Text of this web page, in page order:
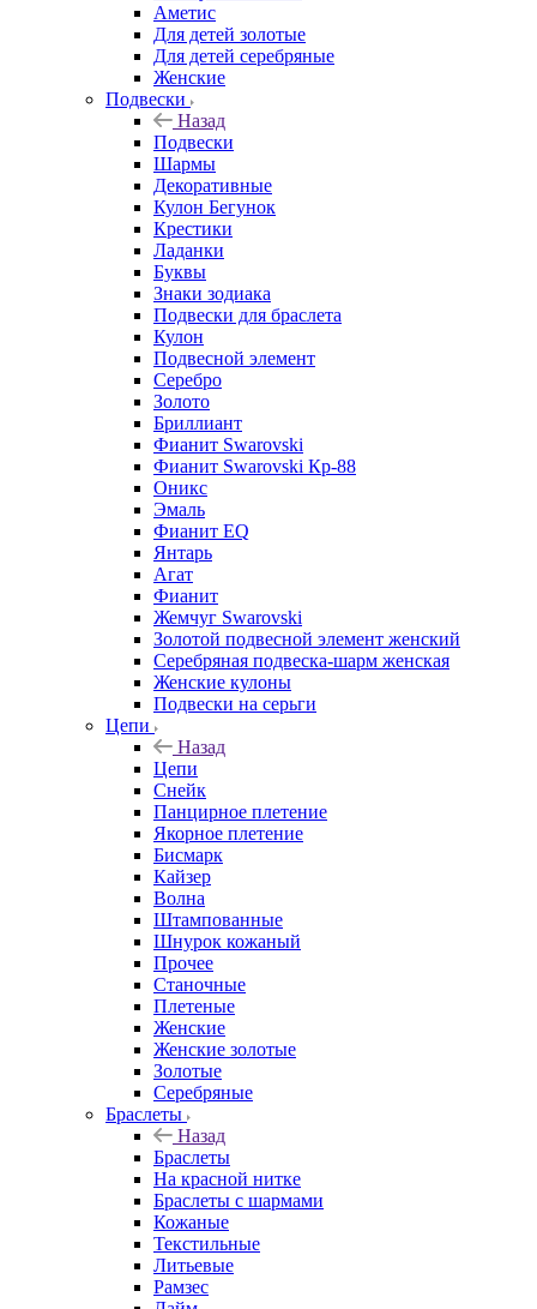
Аметис
Для детей золотые
Для детей серебряные
Женские
Подвески
Назад
Подвески
Шармы
Декоративные
Кулон Бегунок
Крестики
Ладанки
Буквы
Знаки зодиака
Подвески для браслета
Кулон
Подвесной элемент
Серебро
Золото
Бриллиант
Фианит Swarovski
Фианит Swarovski Кр-88
Оникс
Эмаль
Фианит EQ
Янтарь
Агат
Фианит
Жемчуг Swarovski
Золотой подвесной элемент женcкий
Серебряная подвеска-шарм женская
Женские кулоны
Подвески на серьги
Цепи
Назад
Цепи
Снейк
Панцирное плетение
Якорное плетение
Бисмарк
Кайзер
Волна
Штампованные
Шнурок кожаный
Прочее
Станочные
Плетеные
Женские
Женские золотые
Золотые
Серебряные
Браслеты
Назад
Браслеты
На красной нитке
Браслеты с шармами
Кожаные
Текстильные
Литьевые
Рамзес